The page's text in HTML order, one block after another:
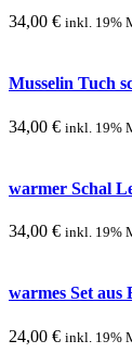
34,00 € inkl. 19%
Musselin Tuch
34,00 € inkl. 19%
warmer Schal
34,00 € inkl. 19%
warmes Set
24,00 € inkl. 19%